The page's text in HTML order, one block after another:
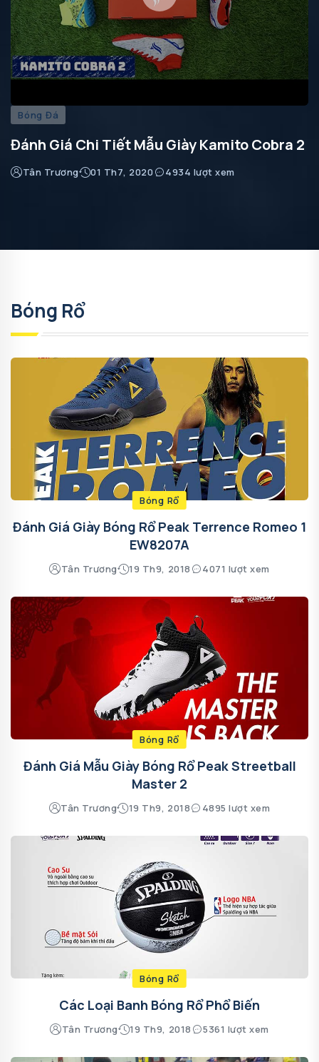
Bóng Đá
Đánh Giá Chi Tiết Mẫu Giày Kamito Cobra 2
Tân Trương 01 Th7, 2020 4934 lượt xem
Bóng Rổ
Bóng Rổ
Đánh Giá Giày Bóng Rổ Peak Terrence Romeo 1
EW8207A
Tân Trương 19 Th9, 2018 4071 lượt xem
Bóng Rổ
Đánh Giá Mẫu Giày Bóng Rổ Peak Streetball
Master 2
Tân Trương 19 Th9, 2018 4895 lượt xem
Bóng Rổ
Các Loại Banh Bóng Rổ Phổ Biến
Tân Trương 19 Th9, 2018 5361 lượt xem